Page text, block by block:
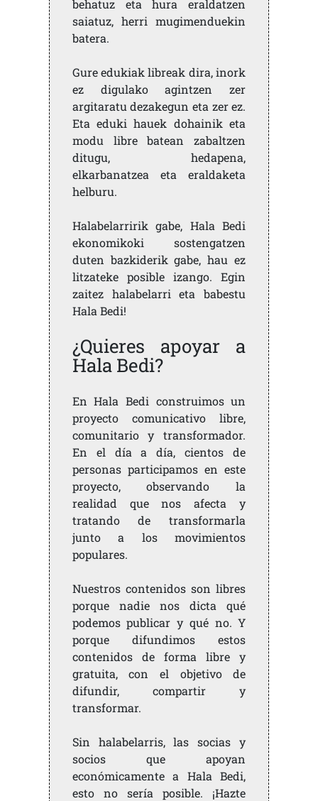
behatuz eta hura eraldatzen
saiatuz, herri mugimenduekin
batera.
Gure edukiak libreak dira, inork
ez digulako agintzen zer
argitaratu dezakegun eta zer ez.
Eta eduki hauek dohainik eta
modu libre batean zabaltzen
ditugu, hedapena,
elkarbanatzea eta eraldaketa
helburu.
Halabelarririk gabe, Hala Bedi
ekonomikoki sostengatzen
duten bazkiderik gabe, hau ez
litzateke posible izango. Egin
zaitez halabelarri eta babestu
Hala Bedi!
¿Quieres apoyar a
Hala Bedi?
En Hala Bedi construimos un
proyecto comunicativo libre,
comunitario y transformador.
En el día a día, cientos de
personas participamos en este
proyecto, observando la
realidad que nos afecta y
tratando de transformarla
junto a los movimientos
populares.
Nuestros contenidos son libres
porque nadie nos dicta qué
podemos publicar y qué no. Y
porque difundimos estos
contenidos de forma libre y
gratuita, con el objetivo de
difundir, compartir y
transformar.
Sin halabelarris, las socias y
socios que apoyan
económicamente a Hala Bedi,
esto no sería posible. ¡Hazte